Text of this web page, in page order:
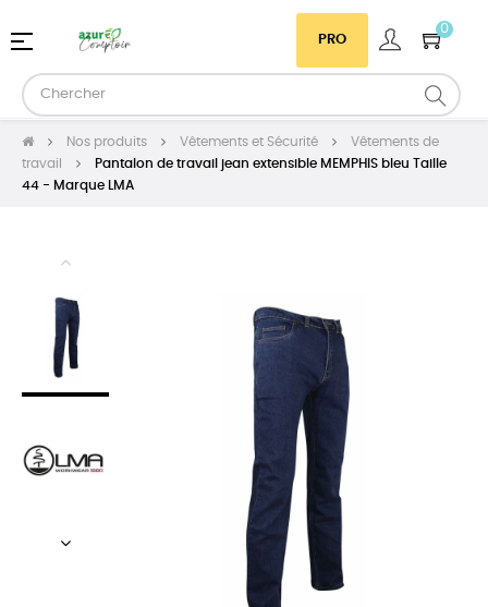
PRO
0
Basculer
navigation
☰
Nos produits Vêtements et Sécurité
Vêtements de
travail
Pantalon de travail jean extensible MEMPHIS bleu Taille
44 - Marque LMA